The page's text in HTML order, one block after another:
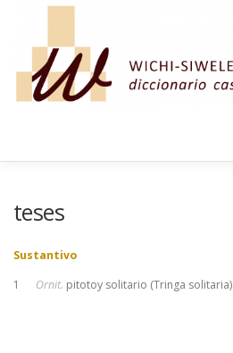
Saltar al contenido
ORDEN ALFABÉTICO
teses
Sustantivo
1 Ornit. pitotoy solitario (Tringa solitaria)